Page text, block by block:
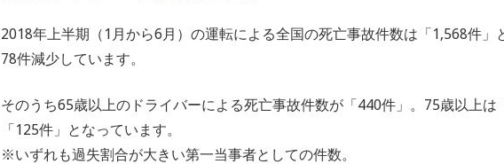
2018年上半期（1月から6月）の運転による全国の死亡事故件数は「1,568件」
78件減少しています。
そのうち65歳以上のドライバーによる死亡事故件数が「440件」。75歳以上は
「125件」となっています。
※いずれも過失割合が大きい第一当事者としての件数。